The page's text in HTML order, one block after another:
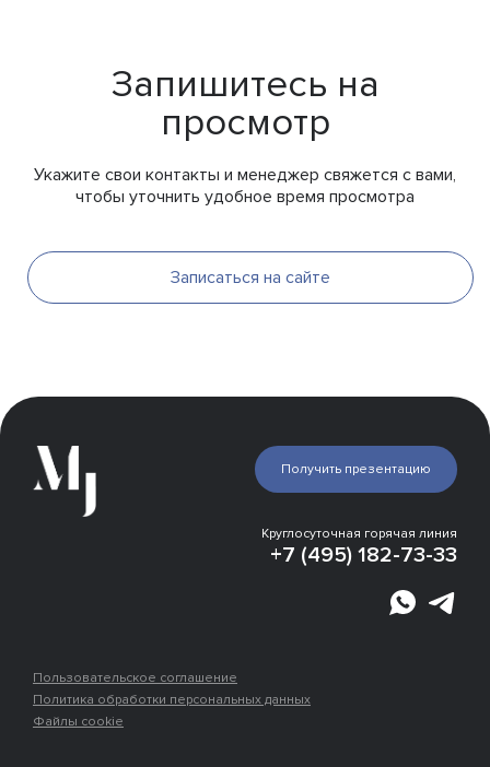
Запишитесь на
просмотр
Укажите свои контакты и менеджер свяжется с вами,
чтобы уточнить удобное время просмотра
Записаться на сайте
Галерея
Инфраструктура
Генплан
Круглосуточная горячая линия
+7 (495) 182-73-33
Получить презентацию
Пользовательское соглашение
Политика обработки персональных данных
Файлы cookie